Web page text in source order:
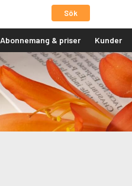
Sök
Abonnemang & priser Kunder